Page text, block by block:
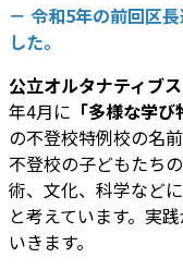
－ 令和5年の前回区
した。
公立オルタナティブ
年4月に 「多様な学び
の不登校特例校の名
不登校の子どもたち
術、文化、科学など
と考えています。実
いきます。